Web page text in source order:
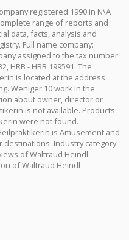
registered 1990 in N\A
range of reports and
data, facts, analysis and
Full name company:
assigned to the tax number
HRB - HRB 199591. The
is located at the address:
Weniger 10 work in the
about owner, director or
is not available. Products
were not found.
is Amusement and
destinations. Industry category
of Waltraud Heindl
of Waltraud Heindl